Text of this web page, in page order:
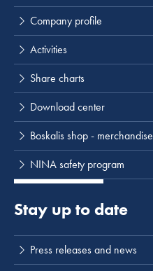
Company profile
Activities
Share charts
Download center
Boskalis shop - merchandise
NINA safety program
Stay up to date
Press releases and news